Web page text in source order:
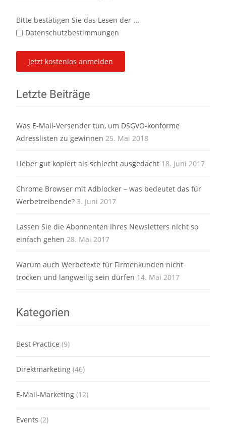
Bitte bestätigen Sie das Lesen der ...
Datenschutzbestimmungen
Letzte Beiträge
Was E-Mail-Versender tun, um DSGVO-konforme
Adresslisten zu gewinnen 25. Mai 2018
Lieber gut kopiert als schlecht ausgedacht 18. Juni 2017
Chrome Browser mit Adblocker – was bedeutet das für
Werbetreibende? 3. Juni 2017
Lassen Sie die Abonnenten Ihres Newsletters nicht so
einfach gehen 28. Mai 2017
Warum auch Werbetexte für Firmenkunden nicht
trocken und langweilig sein dürfen 14. Mai 2017
Kategorien
Best Practice (9)
Direktmarketing (46)
E-Mail-Marketing (12)
Events (2)